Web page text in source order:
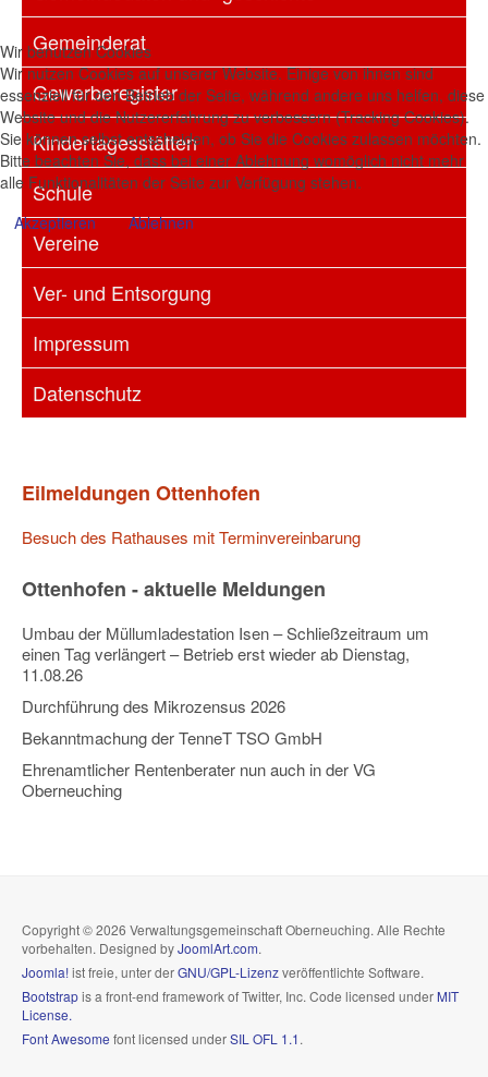
Gemeinderat
Gewerberegister
Kindertagesstätten
Schule
Vereine
Ver- und Entsorgung
Impressum
Datenschutz
Eilmeldungen Ottenhofen
Besuch des Rathauses mit Terminvereinbarung
Ottenhofen - aktuelle Meldungen
Umbau der Müllumladestation Isen – Schließzeitraum um
einen Tag verlängert – Betrieb erst wieder ab Dienstag,
11.08.26
Durchführung des Mikrozensus 2026
Bekanntmachung der TenneT TSO GmbH
Ehrenamtlicher Rentenberater nun auch in der VG
Oberneuching
Copyright © 2026 Verwaltungsgemeinschaft Oberneuching. Alle Rechte
vorbehalten. Designed byJoomlArt.com.
Joomla!ist freie, unter derGNU/GPL-Lizenzveröffentlichte Software.
Bootstrapis a front-end framework of Twitter, Inc. Code licensed under MIT
License.
Font Awesome font licensed underSIL OFL 1.1.
Wir benutzen Cookies
Wir nutzen Cookies auf unserer Website. Einige von ihnen sind
essenziell für den Betrieb der Seite, während andere uns helfen, diese
Website und die Nutzererfahrung zu verbessern (Tracking Cookies).
Sie können selbst entscheiden, ob Sie die Cookies zulassen möchten.
Bitte beachten Sie, dass bei einer Ablehnung womöglich nicht mehr
alle Funktionalitäten der Seite zur Verfügung stehen.
Akzeptieren
Ablehnen